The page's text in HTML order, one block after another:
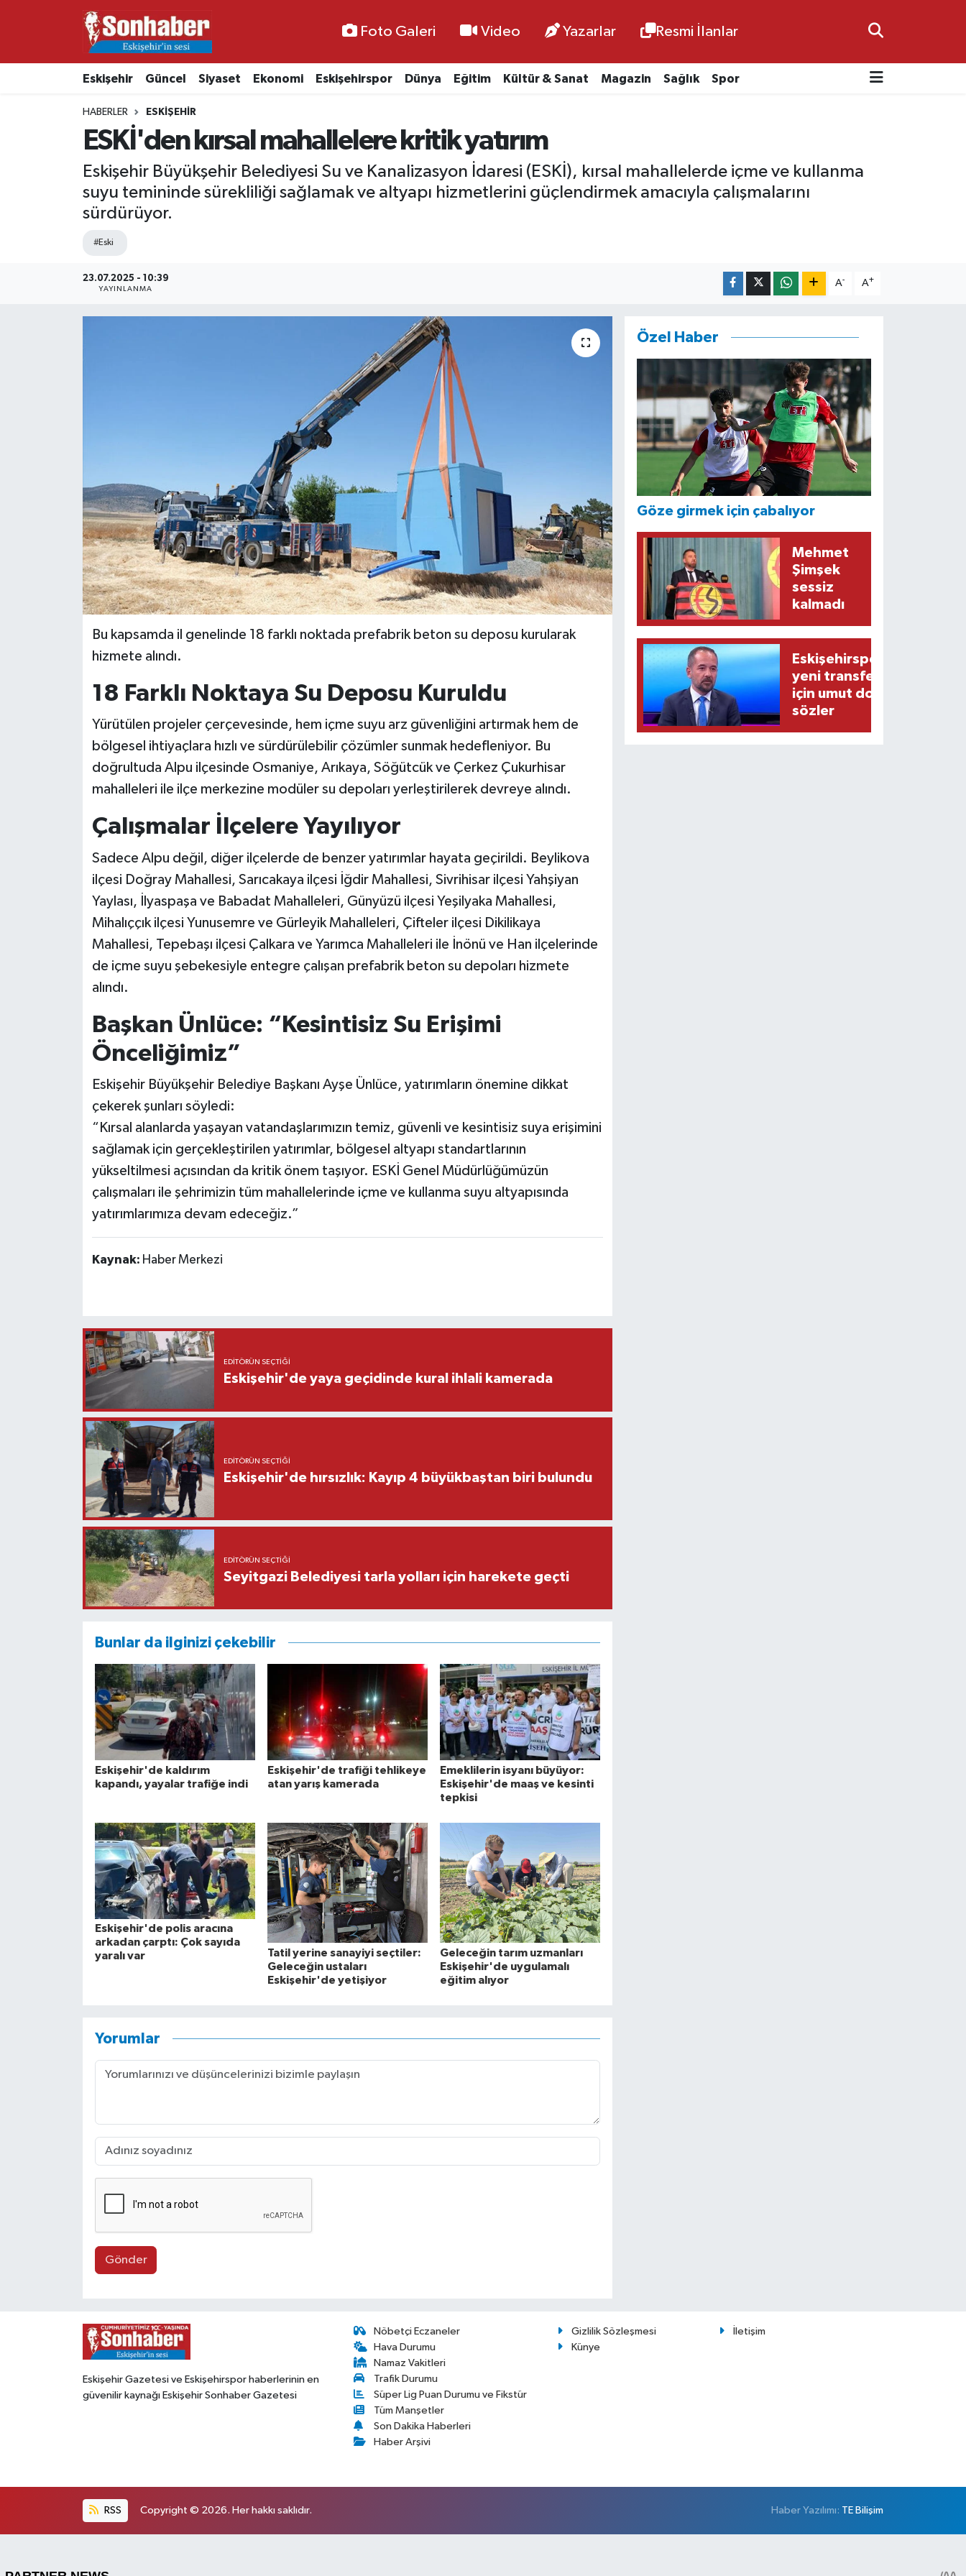
Foto Galeri Video Yazarlar Resmi İlanlar
Eskişehir Güncel Siyaset Ekonomi Eskişehirspor Dünya Eğitim Kültür & Sanat Magazin Sağlık Spor
HABERLER ESKIŞEHIR
ESKİ'den kırsal mahallelere kritik yatırım
Eskişehir Büyükşehir Belediyesi Su ve Kanalizasyon İdaresi (ESKİ), kırsal mahallelerde içme ve kullanma
suyu temininde sürekliliği sağlamak ve altyapı hizmetlerini güçlendirmek amacıyla çalışmalarını
sürdürüyor.
#Eski
23.07.2025 - 10:39
YAYINLANMA
A- A+
Bu kapsamda il genelinde 18 farklı noktada prefabrik beton su deposu kurularak
hizmete alındı.
18 Farklı Noktaya Su Deposu Kuruldu
Yürütülen projeler çerçevesinde, hem içme suyu arz güvenliğini artırmak hem de
bölgesel ihtiyaçlara hızlı ve sürdürülebilir çözümler sunmak hedefleniyor. Bu
doğrultuda Alpu ilçesinde Osmaniye, Arıkaya, Söğütcük ve Çerkez Çukurhisar
mahalleleri ile ilçe merkezine modüler su depoları yerleştirilerek devreye alındı.
Çalışmalar İlçelere Yayılıyor
Sadece Alpu değil, diğer ilçelerde de benzer yatırımlar hayata geçirildi. Beylikova
ilçesi Doğray Mahallesi, Sarıcakaya ilçesi İğdir Mahallesi, Sivrihisar ilçesi Yahşiyan
Yaylası, İlyaspaşa ve Babadat Mahalleleri, Günyüzü ilçesi Yeşilyaka Mahallesi,
Mihalıççık ilçesi Yunusemre ve Gürleyik Mahalleleri, Çifteler ilçesi Dikilikaya
Mahallesi, Tepebaşı ilçesi Çalkara ve Yarımca Mahalleleri ile İnönü ve Han ilçelerinde
de içme suyu şebekesiyle entegre çalışan prefabrik beton su depoları hizmete
alındı.
Başkan Ünlüce: “Kesintisiz Su Erişimi
Önceliğimiz”
Eskişehir Büyükşehir Belediye Başkanı Ayşe Ünlüce, yatırımların önemine dikkat
çekerek şunları söyledi:
“Kırsal alanlarda yaşayan vatandaşlarımızın temiz, güvenli ve kesintisiz suya erişimini
sağlamak için gerçekleştirilen yatırımlar, bölgesel altyapı standartlarının
yükseltilmesi açısından da kritik önem taşıyor. ESKİ Genel Müdürlüğümüzün
çalışmaları ile şehrimizin tüm mahallelerinde içme ve kullanma suyu altyapısında
yatırımlarımıza devam edeceğiz.”
Kaynak: Haber Merkezi
EDITÖRÜN SEÇTIĞI
Eskişehir'de yaya geçidinde kural ihlali kamerada
EDITÖRÜN SEÇTIĞI
Eskişehir'de hırsızlık: Kayıp 4 büyükbaştan biri bulundu
EDITÖRÜN SEÇTIĞI
Seyitgazi Belediyesi tarla yolları için harekete geçti
Bunlar da ilginizi çekebilir
Eskişehir'de kaldırım
kapandı, yayalar trafiğe indi
Eskişehir'de trafiği tehlikeye
atan yarış kamerada
Emeklilerin isyanı büyüyor:
Eskişehir'de maaş ve kesinti
tepkisi
Eskişehir'de polis aracına
arkadan çarptı: Çok sayıda
yaralı var
Tatil yerine sanayiyi seçtiler:
Geleceğin ustaları
Eskişehir'de yetişiyor
Geleceğin tarım uzmanları
Eskişehir'de uygulamalı
eğitim alıyor
Yorumlar
Gönder
Özel Haber
Göze girmek için çabalıyor
Mehmet
Şimşek
sessiz
kalmadı
Eskişehirspor’un
yeni transferi
için umut dolu
sözler
Eskişehir Gazetesi ve Eskişehirspor haberlerinin en
güvenilir kaynağı Eskişehir Sonhaber Gazetesi
Nöbetçi Eczaneler
Hava Durumu
Namaz Vakitleri
Trafik Durumu
Süper Lig Puan Durumu ve Fikstür
Tüm Manşetler
Son Dakika Haberleri
Haber Arşivi
Gizlilik Sözleşmesi
İletişim
Künye
RSS Copyright © 2026. Her hakkı saklıdır. Haber Yazılımı: TE Bilişim
Ekonomi
Kültür & Sanat
Resmi İlanlar
Nöbetçi Eczaneler
Namaz Vakitleri
Trafik Durumu
Süper Lig Puan Durumu ve Fikstür
Tüm Manşetler
Son Dakika Haberleri